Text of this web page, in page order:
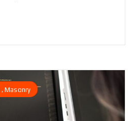
,Masonry